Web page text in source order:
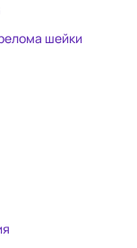
шейки